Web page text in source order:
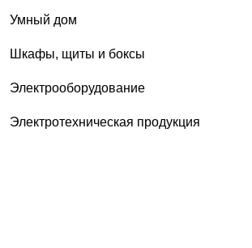
Умный дом
Шкафы, щиты и боксы
Электрооборудование
Электротехническая продукция